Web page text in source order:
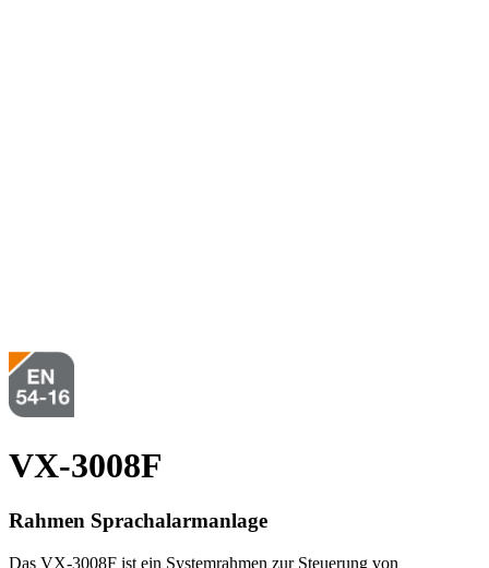
VX-3008F
Rahmen Sprachalarmanlage
Das VX-3008F ist ein Systemrahmen zur Steuerung von